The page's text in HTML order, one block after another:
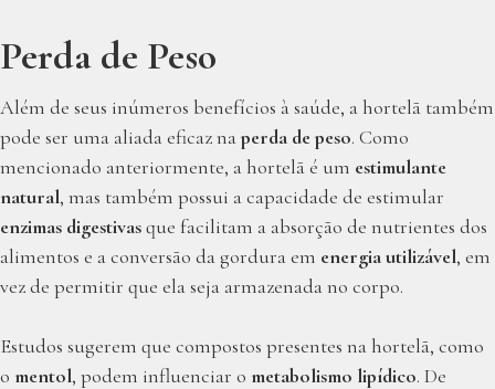
Perda de Peso
Além de seus inúmeros benefícios à saúde, a hortelã também
pode ser uma aliada eficaz naperda de peso. Como
mencionado anteriormente, a hortelã é um estimulante
natural, mas também possui a capacidade de estimular
enzimas digestivasque facilitam a absorção de nutrientes dos
alimentos e a conversão da gordura em energia utilizável, em
vez de permitir que ela seja armazenada no corpo.
Estudos sugerem que compostos presentes na hortelã, como
o mentol, podem influenciar o metabolismo lipídico. De